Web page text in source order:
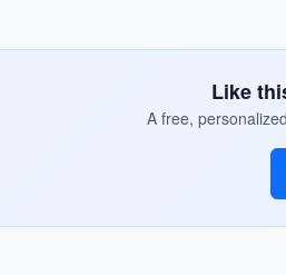
Like
A free,